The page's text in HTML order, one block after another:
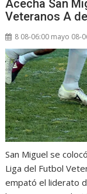
Acecha San
Veteranos A
8 08-06:00 mayo 08-
San Miguel se
Liga del Futbol
empató el liderato